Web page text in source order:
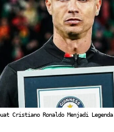
Cristiano Ronaldo Menjadi Legenda